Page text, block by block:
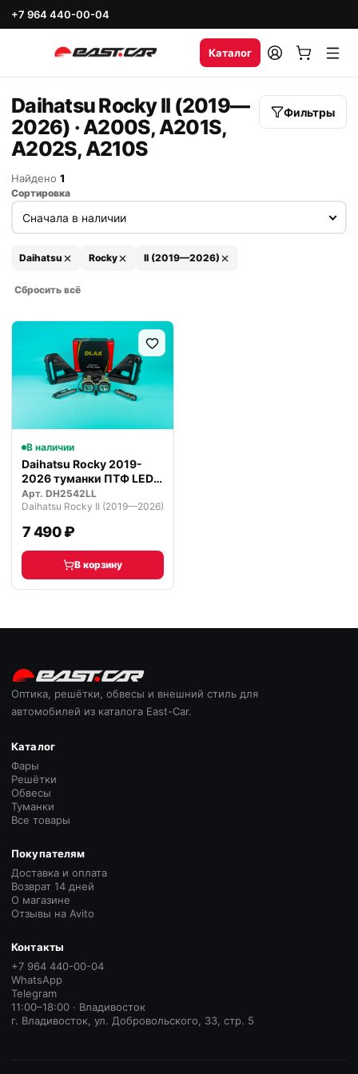
+7 964 440-00-04
Каталог
Daihatsu Rocky II (2019—
2026) · A200S, A201S,
A202S, A210S
Фильтры
Найдено 1
Сортировка
Daihatsu Rocky II (2019—2026)
Сбросить всё
В наличии
Daihatsu Rocky 2019-
2026 туманки ПТФ LED
ДХО пово…
Арт. DH2542LL
Daihatsu Rocky II (2019—2026)
7 490 ₽
В корзину
Оптика, решётки, обвесы и внешний стиль для
автомобилей из каталога East-Car.
Каталог
Фары
Решётки
Обвесы
Туманки
Все товары
Покупателям
Доставка и оплата
Возврат 14 дней
О магазине
Отзывы на Avito
Контакты
+7 964 440-00-04
WhatsApp
Telegram
11:00–18:00 · Владивосток
г. Владивосток, ул. Добровольского, 33, стр. 5